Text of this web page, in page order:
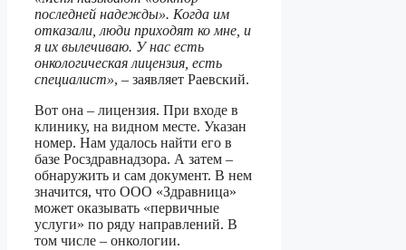
последней надежды». Когда им
отказали, люди приходят ко мне, и
я их вылечиваю. У нас есть
онкологическая лицензия, есть
специалист», – заявляет Раевский.
Вот она – лицензия. При входе в
клинику, на видном месте. Указан
номер. Нам удалось найти его в
базе Росздравнадзора. А затем –
обнаружить и сам документ. В нем
значится, что ООО «Здравница»
может оказывать «первичные
услуги» по ряду направлений. В
том числе – онкологии.